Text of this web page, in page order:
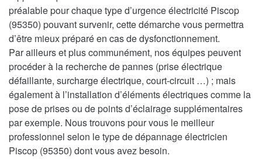
préalable pour chaque type d’urgence électricité Piscop
(95350) pouvant survenir, cette démarche vous permettra
d’être mieux préparé en cas de dysfonctionnement.
Par ailleurs et plus communément, nos équipes peuvent
procéder à la recherche de pannes (prise électrique
défaillante, surcharge électrique, court-circuit …) ; mais
également à l’installation d’éléments électriques comme la
pose de prises ou de points d’éclairage supplémentaires
par exemple. Nous trouvons pour vous le meilleur
professionnel selon le type de dépannage électricien
Piscop (95350) dont vous avez besoin.